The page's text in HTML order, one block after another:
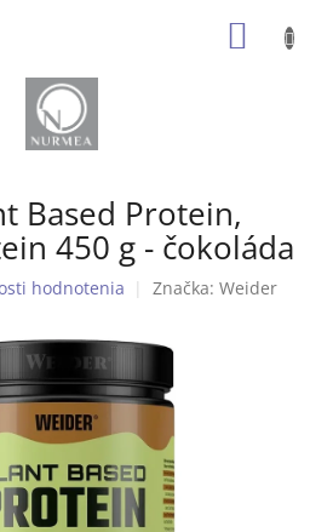
Based Protein,
450 g - čokoláda
hodnotenia Značka: Weider